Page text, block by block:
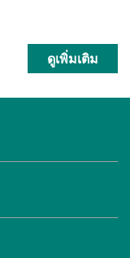
ดูเพิ่มเติม